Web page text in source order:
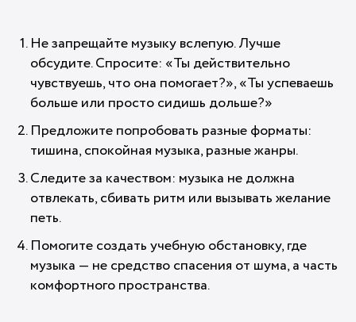
Не запрещайте музыку вслепую. Лучше
обсудите. Спросите: «Ты действительно
чувствуешь, что она помогает?», «Ты успеваешь
больше или просто сидишь дольше?»
Предложите попробовать разные форматы:
тишина, спокойная музыка, разные жанры.
Следите за качеством: музыка не должна
отвлекать, сбивать ритм или вызывать желание
петь.
Помогите создать учебную обстановку, где
музыка — не средство спасения от шума, а часть
комфортного пространства.